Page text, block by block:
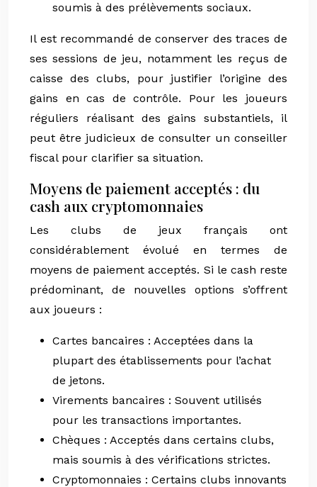
soumis à des prélèvements sociaux.
Il est recommandé de conserver des traces de
ses sessions de jeu, notamment les reçus de
caisse des clubs, pour justifier l’origine des
gains en cas de contrôle. Pour les joueurs
réguliers réalisant des gains substantiels, il
peut être judicieux de consulter un conseiller
fiscal pour clarifier sa situation.
Moyens de paiement acceptés : du
cash aux cryptomonnaies
Les clubs de jeux français ont
considérablement évolué en termes de
moyens de paiement acceptés. Si le cash reste
prédominant, de nouvelles options s’offrent
aux joueurs :
Cartes bancaires : Acceptées dans la
plupart des établissements pour l’achat
de jetons.
Virements bancaires : Souvent utilisés
pour les transactions importantes.
Chèques : Acceptés dans certains clubs,
mais soumis à des vérifications strictes.
Cryptomonnaies : Certains clubs innovants